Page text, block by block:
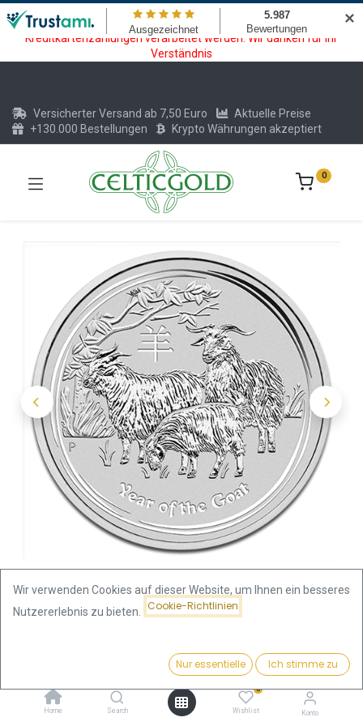
Wartungsarbeiten am Kreditkarten und Krypto Bezahlmodul. In der
Zeit vom 20.07. - 09.08.2026 können keine Krypto oder
Kreditkartenzahlungen verarbeitet werden. Wir danken für Ihr
Verständnis
Preis:
342,10€ Kaufen
Home Search
0
Wishlist Konto
Versicherter Versand ab 7,50 Euro
Aktuelle Preise
+130.000 Bestellungen
Krypto Währungen akzeptiert
0
Lunar II Ziege 5 Unzen Silbermünze 2015 | differenzbesteuert
Lunar II Ziege 5 Unzen
Wir verwenden Cookies auf dieser Website, um Ihnen ein besseres
Nutzererlebnis zu bieten.
Cookie-Richtlinien
Nur essentielle Ich stimme zu
✕